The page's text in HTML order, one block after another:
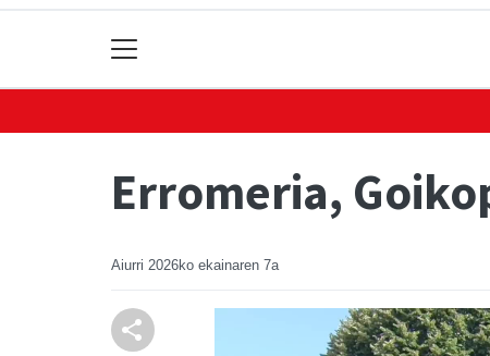
Erromeria,
Aiurri 2026ko ekainaren 7a